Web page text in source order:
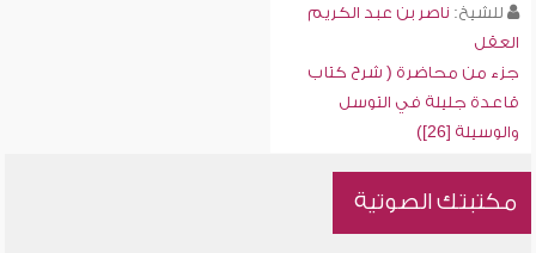
للشيخ: ناصر بن عبد الكريم
العقل
جزء من محاضرة ( شرح كتاب
قاعدة جليلة في التوسل
والوسيلة [26])
مكتبتك الصوتية